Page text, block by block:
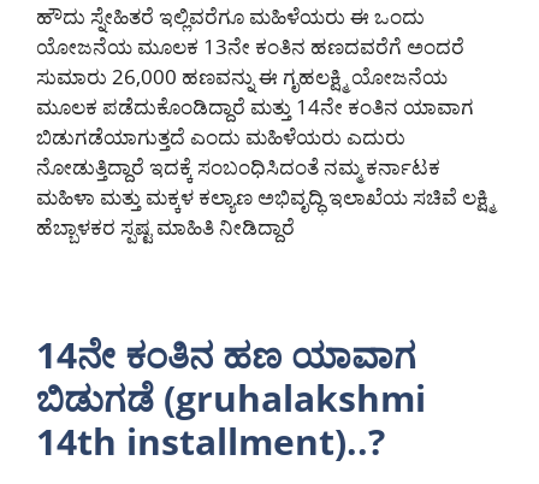
ಹೌದು ಸ್ನೇಹಿತರೆ ಇಲ್ಲಿವರೆಗೂ ಮಹಿಳೆಯರು ಈ ಒಂದು
ಯೋಜನೆಯ ಮೂಲಕ 13ನೇ ಕಂತಿನ ಹಣದವರೆಗೆ ಅಂದರೆ
ಸುಮಾರು 26,000 ಹಣವನ್ನು ಈ ಗೃಹಲಕ್ಷ್ಮಿ ಯೋಜನೆಯ
ಮೂಲಕ ಪಡೆದುಕೊಂಡಿದ್ದಾರೆ ಮತ್ತು 14ನೇ ಕಂತಿನ ಯಾವಾಗ
ಬಿಡುಗಡೆಯಾಗುತ್ತದೆ ಎಂದು ಮಹಿಳೆಯರು ಎದುರು
ನೋಡುತ್ತಿದ್ದಾರೆ ಇದಕ್ಕೆ ಸಂಬಂಧಿಸಿದಂತೆ ನಮ್ಮ ಕರ್ನಾಟಕ
ಮಹಿಳಾ ಮತ್ತು ಮಕ್ಕಳ ಕಲ್ಯಾಣ ಅಭಿವೃದ್ಧಿ ಇಲಾಖೆಯ ಸಚಿವೆ ಲಕ್ಷ್ಮಿ
ಹೆಬ್ಬಾಳಕರ ಸ್ಪಷ್ಟ ಮಾಹಿತಿ ನೀಡಿದ್ದಾರೆ
14ನೇ ಕಂತಿನ ಹಣ ಯಾವಾಗ
ಬಿಡುಗಡೆ (gruhalakshmi
14th installment)..?